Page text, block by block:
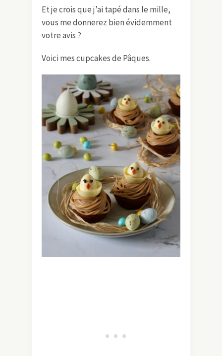
Et je crois que j’ai tapé dans le mille,
vous me donnerez bien évidemment
votre avis ?
Voici mes cupcakes de Pâques.